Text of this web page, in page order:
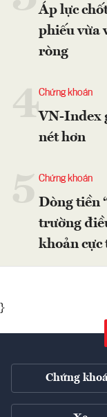
Áp lực
phiếu vừa
ròng
4Chứng khoán
VN-Index
nét hơn
Chứng khoán
Dòng tiền
trường
khoản cực
}
Chứng